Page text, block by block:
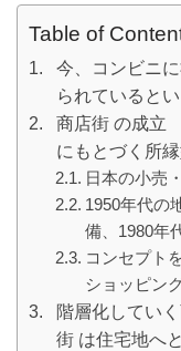
Table of
今、コンビニ
られていると
商店街 の成立
にもとづく所
日本の小売
1950年代の
備、1980年
コンセプト
ショッピン
階層化してい
街 は住宅地へ